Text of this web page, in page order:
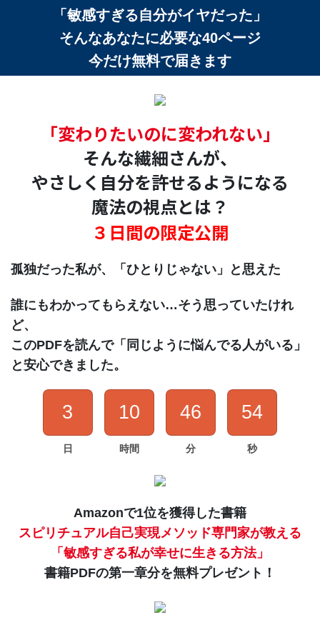
「敏感すぎる自分がイヤだった」
そんなあなたに必要な40ページ
今だけ無料で届きます
「変わりたいのに変われない」
そんな繊細さんが、
やさしく自分を許せるようになる
魔法の視点とは？
３日間の限定公開
孤独だった私が、「ひとりじゃない」と思えた
誰にもわかってもらえない…そう思っていたけれ
ど、
このPDFを読んで「同じように悩んでる人がいる」
と安心できました。
3
日
10
時間
46
分
53
秒
Amazonで1位を獲得した書籍
スピリチュアル自己実現メソッド専門家が教える
「敏感すぎる私が幸せに生きる方法」
書籍PDFの第一章分を無料プレゼント！